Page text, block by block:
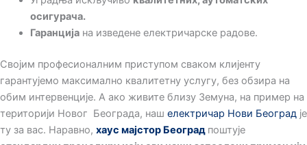
осигурача.
Гаранцијана изведене електричарске радове.
Својим професионалним приступом сваком клијенту
гарантујемо максимално квалитетну услугу, без обзира на
обим интервенције. А ако живите близу Земуна, на пример на
територији Новог Београда, наш електричар Нови Београд је
ту за вас. Наравно, хаус мајстор Београд поштује